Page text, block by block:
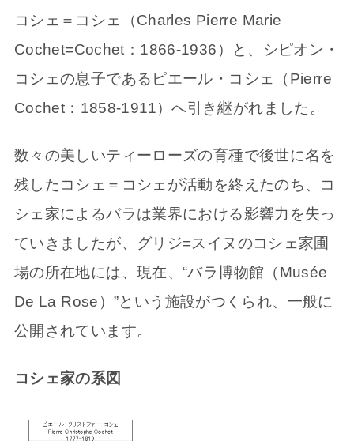
コシェ＝コシェ（Charles Pierre Marie
Cochet=Cochet：1866-1936）と、シピオン・
コシェの息子であるピエール・コシェ（Pierre
Cochet：1858-1911）へ引き継がれました。
数々の美しいティーローズの育種で後世に名を
残したコシェ＝コシェが活動を終えたのち、コ
シェ家によるバラは業界における影響力を失っ
ていきましたが、グリジ=スイヌのコシェ家圃
場の所在地には、現在、“バラ博物館（Musée
De La Rose）”という施設がつくられ、一般に
公開されています。
コシェ家の系図